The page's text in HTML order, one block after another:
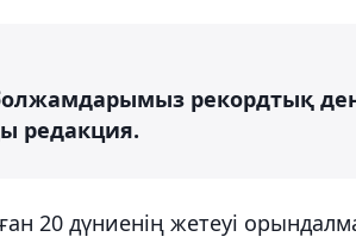
рекордтық
редакция.
20 дүниенің жетеуі